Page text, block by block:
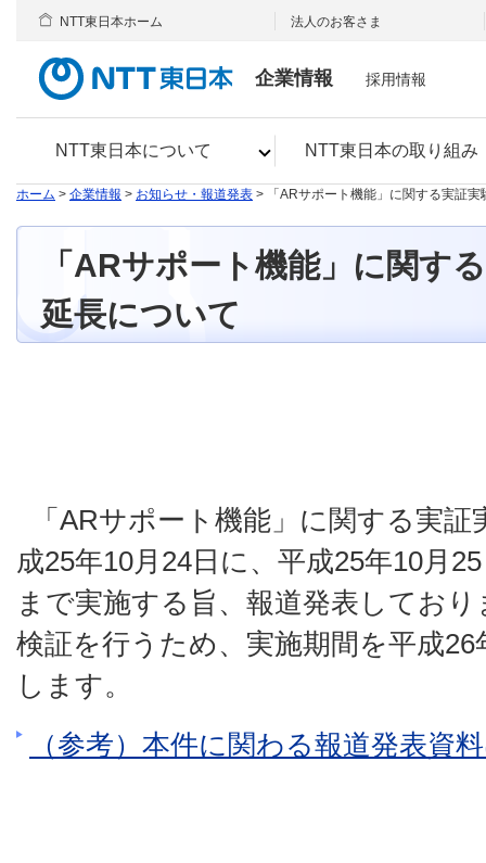
企業情報
NTT東日本について NTT東日本の取り組み
NTT東日本ホーム 法人のお客さま
採用情報
ホーム > 企業情報 > お知らせ・報道発表 > 「ARサポート機能」に関する実証
「ARサポート機能」に関す
延長について
「ARサポート機能」に関する実
成25年10月24日に、平成25年10月
まで実施する旨、報道発表してお
検証を行うため、実施期間を平成
します。
（参考）本件に関わる報道発表資